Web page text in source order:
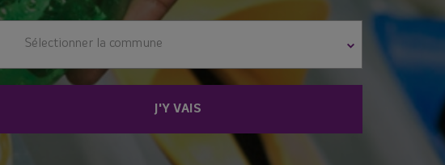
Sélectionner la commune